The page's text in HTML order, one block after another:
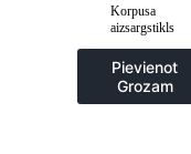
– 2 gab.Korpusa
aizsargstikls
Pievienot
Grozam